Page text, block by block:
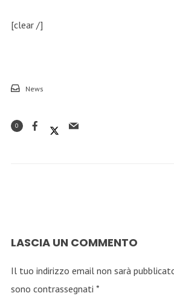
[clear /]
News
0
LASCIA UN COMMENTO
Il tuo indirizzo email non sarà
sono contrassegnati *